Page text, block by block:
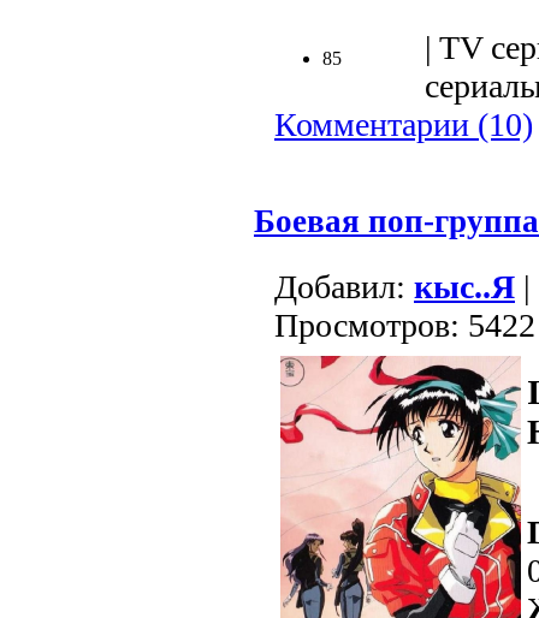
85
| TV
Комментарии (10)
Боевая поп-
Добавил: кыс..Я
Просмотров: 5422